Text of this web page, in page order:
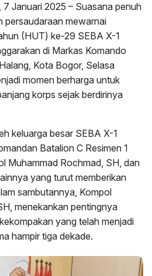
7 Januari 2025 – Suasana penuh
persaudaraan mewarnai
(HUT) ke-29 SEBA X-1
di Markas Komando
Kota Bogor, Selasa
momen berharga untuk
korps sejak berdirinya
keluarga besar SEBA X-1
Batalion C Resimen 1
Muhammad Rochmad, SH, dan
yang turut memberikan
sambutannya, Kompol
menekankan pentingnya
yang telah menjadi
hampir tiga dekade.